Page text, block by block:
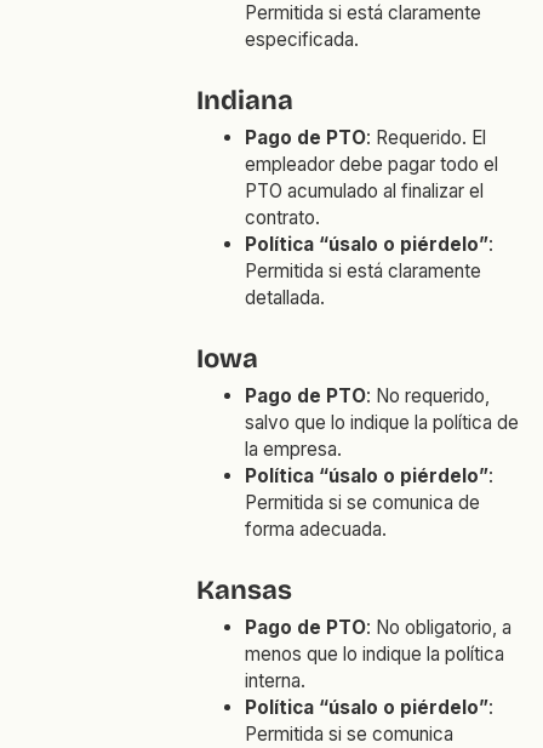
Permitida si está claramente
especificada.
Indiana
Pago de PTO: Requerido. El
empleador debe pagar todo el
PTO acumulado al finalizar el
contrato.
Política “úsalo o piérdelo”:
Permitida si está claramente
detallada.
Iowa
Pago de PTO: No requerido,
salvo que lo indique la política de
la empresa.
Política “úsalo o piérdelo”:
Permitida si se comunica de
forma adecuada.
Kansas
Pago de PTO: No obligatorio, a
menos que lo indique la política
interna.
Política “úsalo o piérdelo”:
Permitida si se comunica